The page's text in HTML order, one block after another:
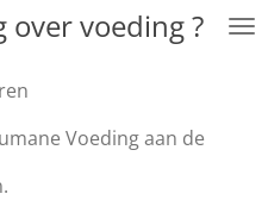
over voeding ?
Voeding aan de